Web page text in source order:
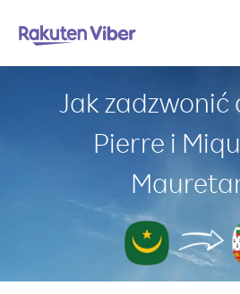
Jak zadzwonić
Pierre i